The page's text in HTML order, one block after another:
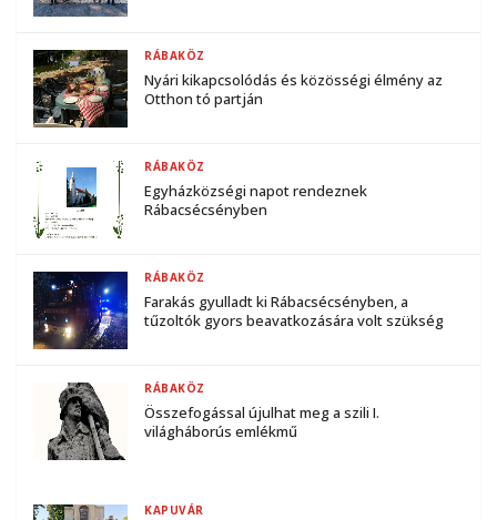
Nyári kikapcsolódás és közösségi élmény az
Otthon tó partján
RÁBAKÖZ
Egyházközségi napot rendeznek
Rábacsécsényben
RÁBAKÖZ
Farakás gyulladt ki Rábacsécsényben, a
tűzoltók gyors beavatkozására volt szükség
RÁBAKÖZ
Összefogással újulhat meg a szili I.
világháborús emlékmű
RÁBAKÖZ
KAPUVÁR